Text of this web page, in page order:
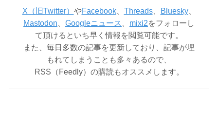
X（旧Twitter） やFacebook、 Threads、 Bluesky、
Mastodon
Googleニュース mixi2をフォローし
て頂けるといち早く情報を閲覧可能です。
また、毎日多数の記事を更新しており、記事が埋
もれてしまうことも多々あるので、
RSS（Feedly）の購読もオススメします。